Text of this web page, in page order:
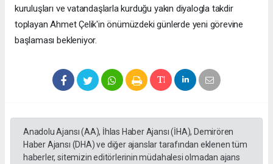
kuruluşları ve vatandaşlarla kurduğu yakın diyalogla takdir
toplayan Ahmet Çelik'in önümüzdeki günlerde yeni görevine
başlaması bekleniyor.
Anadolu Ajansı (AA), İhlas Haber Ajansı (İHA), Demirören
Haber Ajansı (DHA) ve diğer ajanslar tarafından eklenen tüm
haberler, sitemizin editörlerinin müdahalesi olmadan ajans